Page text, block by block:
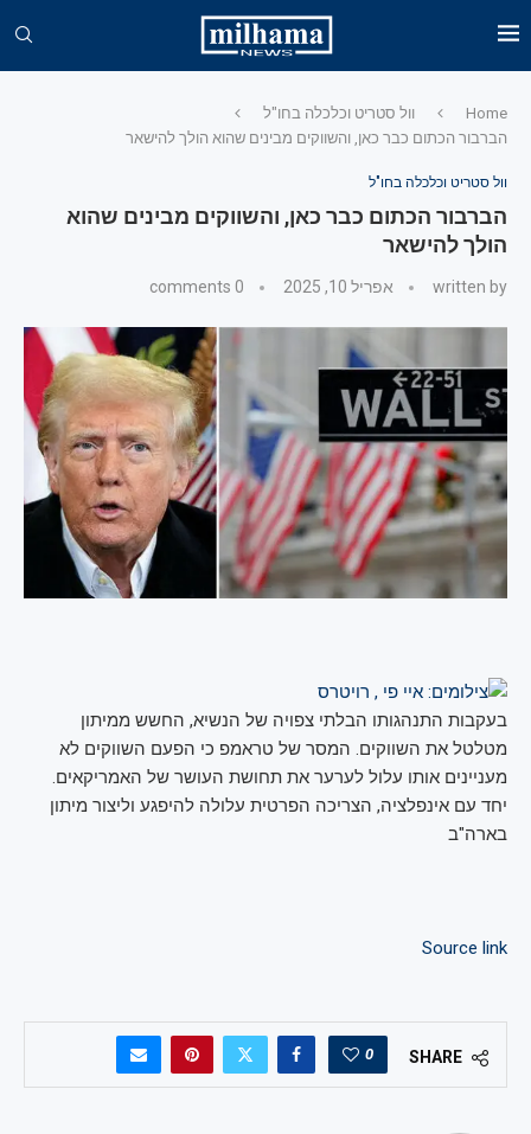
Home
וול סטריט וכלכלה בחו"ל
הברבור הכתום כבר כאן, והשווקים מבינים שהוא הולך להישאר
וול סטריט וכלכלה בחו"ל
הברבור הכתום כבר כאן, והשווקים מבינים שהוא
הולך להישאר
written by אפריל 10, 2025 0 comments
בעקבות התנהגותו הבלתי צפויה של הנשיא, החשש ממיתון
מטלטל את השווקים. המסר של טראמפ כי הפעם השווקים לא
מעניינים אותו עלול לערער את תחושת העושר של האמריקאים.
יחד עם אינפלציה, הצריכה הפרטית עלולה להיפגע וליצור מיתון
בארה"ב
Source link
SHARE
0